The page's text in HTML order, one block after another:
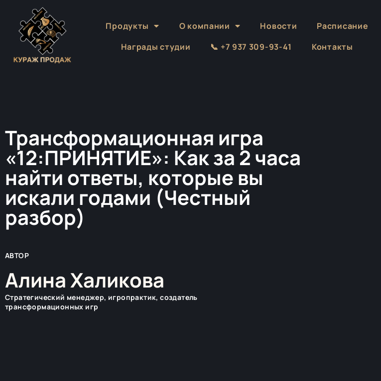
Продукты О компании Новости
Расписание
Награды студии
📞 +7 937 309-93-41 Контакты
Трансформационная игра
«12:ПРИНЯТИЕ»: Как за 2 часа
найти ответы, которые вы
искали годами (Честный
разбор)
АВТОР
Алина Халикова
Стратегический менеджер, игропрактик, создатель
трансформационных игр